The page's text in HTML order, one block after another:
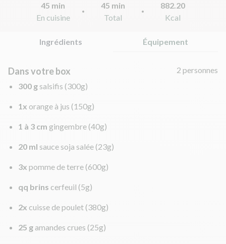
45 min
En cuisine
45 min
Total
882.20
Kcal
Ingrédients Équipement
Dans votre box
2 personnes
300 g salsifis (300g)
1x orange à jus (150g)
1 à 3 cm gingembre (40g)
20 ml sauce soja salée (23g)
3x pomme de terre (600g)
qq brins cerfeuil (5g)
2x cuisse de poulet (380g)
25 g amandes crues (25g)